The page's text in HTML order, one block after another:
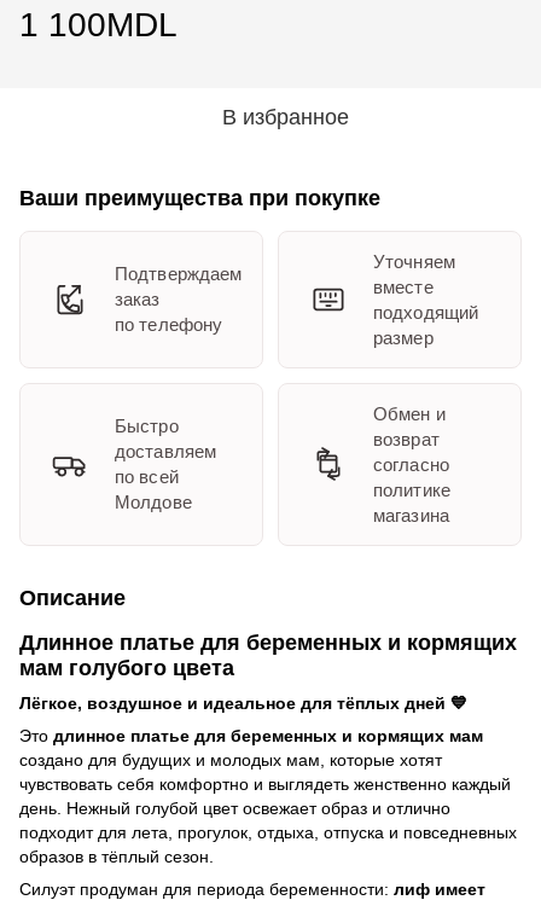
1 100MDL
В избранное
Ваши преимущества при покупке
Подтверждаем
заказ
по телефону
Уточняем
вместе
подходящий
размер
Быстро
доставляем
по всей
Молдове
Обмен и
возврат
согласно
политике
магазина
Описание
Длинное платье для беременных и кормящих
мам голубого цвета
Лёгкое, воздушное и идеальное для тёплых дней 💙
Это длинное платье для беременных и кормящих мам
создано для будущих и молодых мам, которые хотят
чувствовать себя комфортно и выглядеть женственно каждый
день. Нежный голубой цвет освежает образ и отлично
подходит для лета, прогулок, отдыха, отпуска и повседневных
образов в тёплый сезон.
Силуэт продуман для периода беременности: лиф имеет